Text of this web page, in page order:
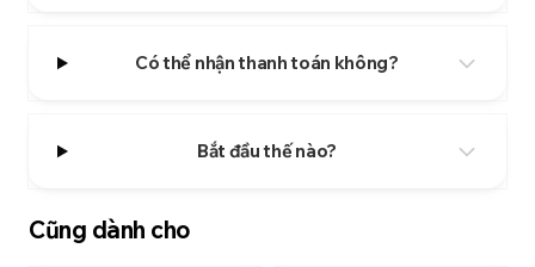
Có thể nhận thanh toán không?
Bắt đầu thế nào?
Cũng dành cho